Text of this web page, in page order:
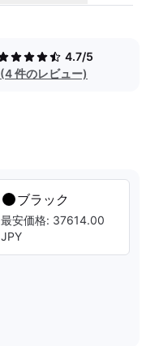
4.7/5
(4 件のレビュー)
ブラック
最安価格: 37614.00
JPY